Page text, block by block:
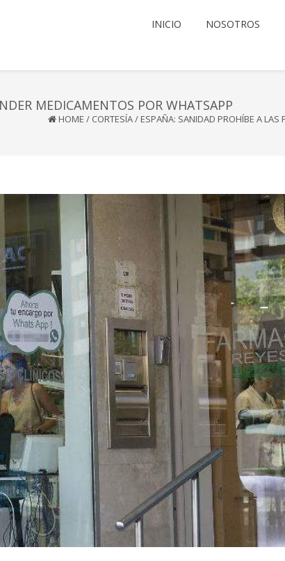
INICIO NOSOTROS
MEDICAMENTOS POR WHATSAPP
HOME / CORTESÍA/ ESPAÑA: SANIDAD PROHÍBE A LAS